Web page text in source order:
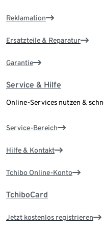
Reklamation
Ersatzteile & Reparatur
Garantie
Service & Hilfe
Online-Services nutzen &
Service-Bereich
Hilfe & Kontakt
Tchibo Online-Konto
TchiboCard
Jetzt kostenlos registrieren